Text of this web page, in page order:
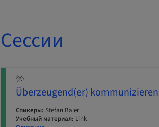
Сессии
Überzeugend(er)
Спикеры: Stefan Baier
Учебный материал: Link